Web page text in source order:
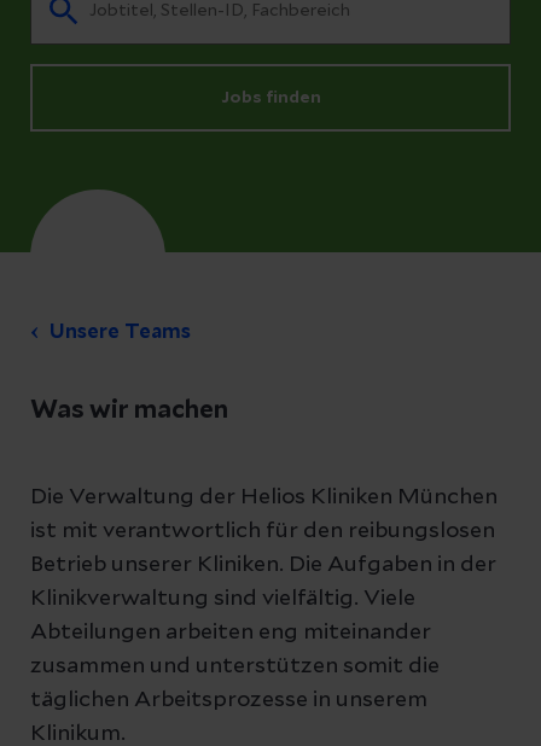
Jobs finden
Unsere Teams
Was wir machen
Die Verwaltung der Helios Kliniken München
ist mit verantwortlich für den reibungslosen
Betrieb unserer Kliniken. Die Aufgaben in der
Klinikverwaltung sind vielfältig. Viele
Abteilungen arbeiten eng miteinander
zusammen und unterstützen somit die
täglichen Arbeitsprozesse in unserem
Klinikum.